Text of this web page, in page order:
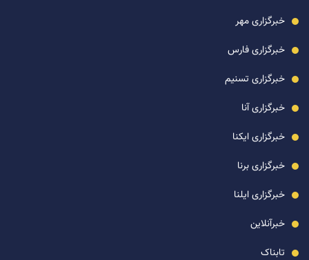
خبرگزاری مهر
خبرگزاری فارس
خبرگزاری تسنیم
خبرگزاری آنا
خبرگزاری ایکنا
خبرگزاری برنا
خبرگزاری ایلنا
خبرآنلاین
تابناک